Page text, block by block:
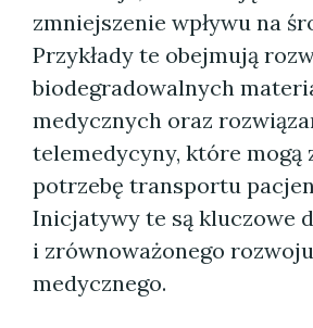
zmniejszenie wpływu na
Przykłady te obejmują
biodegradowalnych
medycznych oraz
telemedycyny, które mogą
potrzebę transportu
Inicjatywy te są kluczowe
i zrównoważonego
medycznego.